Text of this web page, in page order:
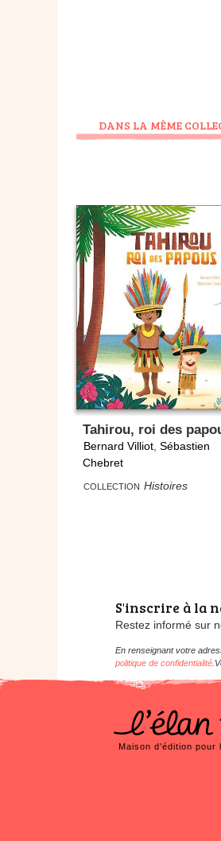
DANS LA MÊME
Tahirou, roi des
Bernard Villiot,Sébastien
Chebret
COLLECTION Histoires
S'inscrire à la
Restez informé sur
En renseignant votre
politique de confidentialité
Maison d'édition pour